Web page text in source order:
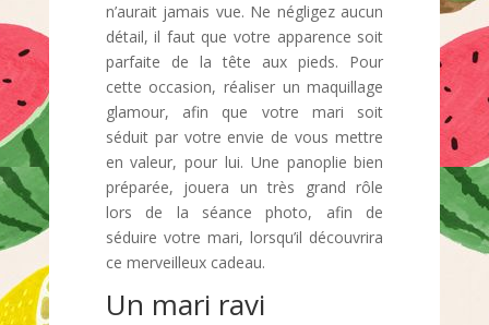
n’aurait jamais vue. Ne négligez aucun
détail, il faut que votre apparence soit
parfaite de la tête aux pieds. Pour
cette occasion, réaliser un maquillage
glamour, afin que votre mari soit
séduit par votre envie de vous mettre
en valeur, pour lui. Une panoplie bien
préparée, jouera un très grand rôle
lors de la séance photo, afin de
séduire votre mari, lorsqu’il découvrira
ce merveilleux cadeau.
Un mari ravi